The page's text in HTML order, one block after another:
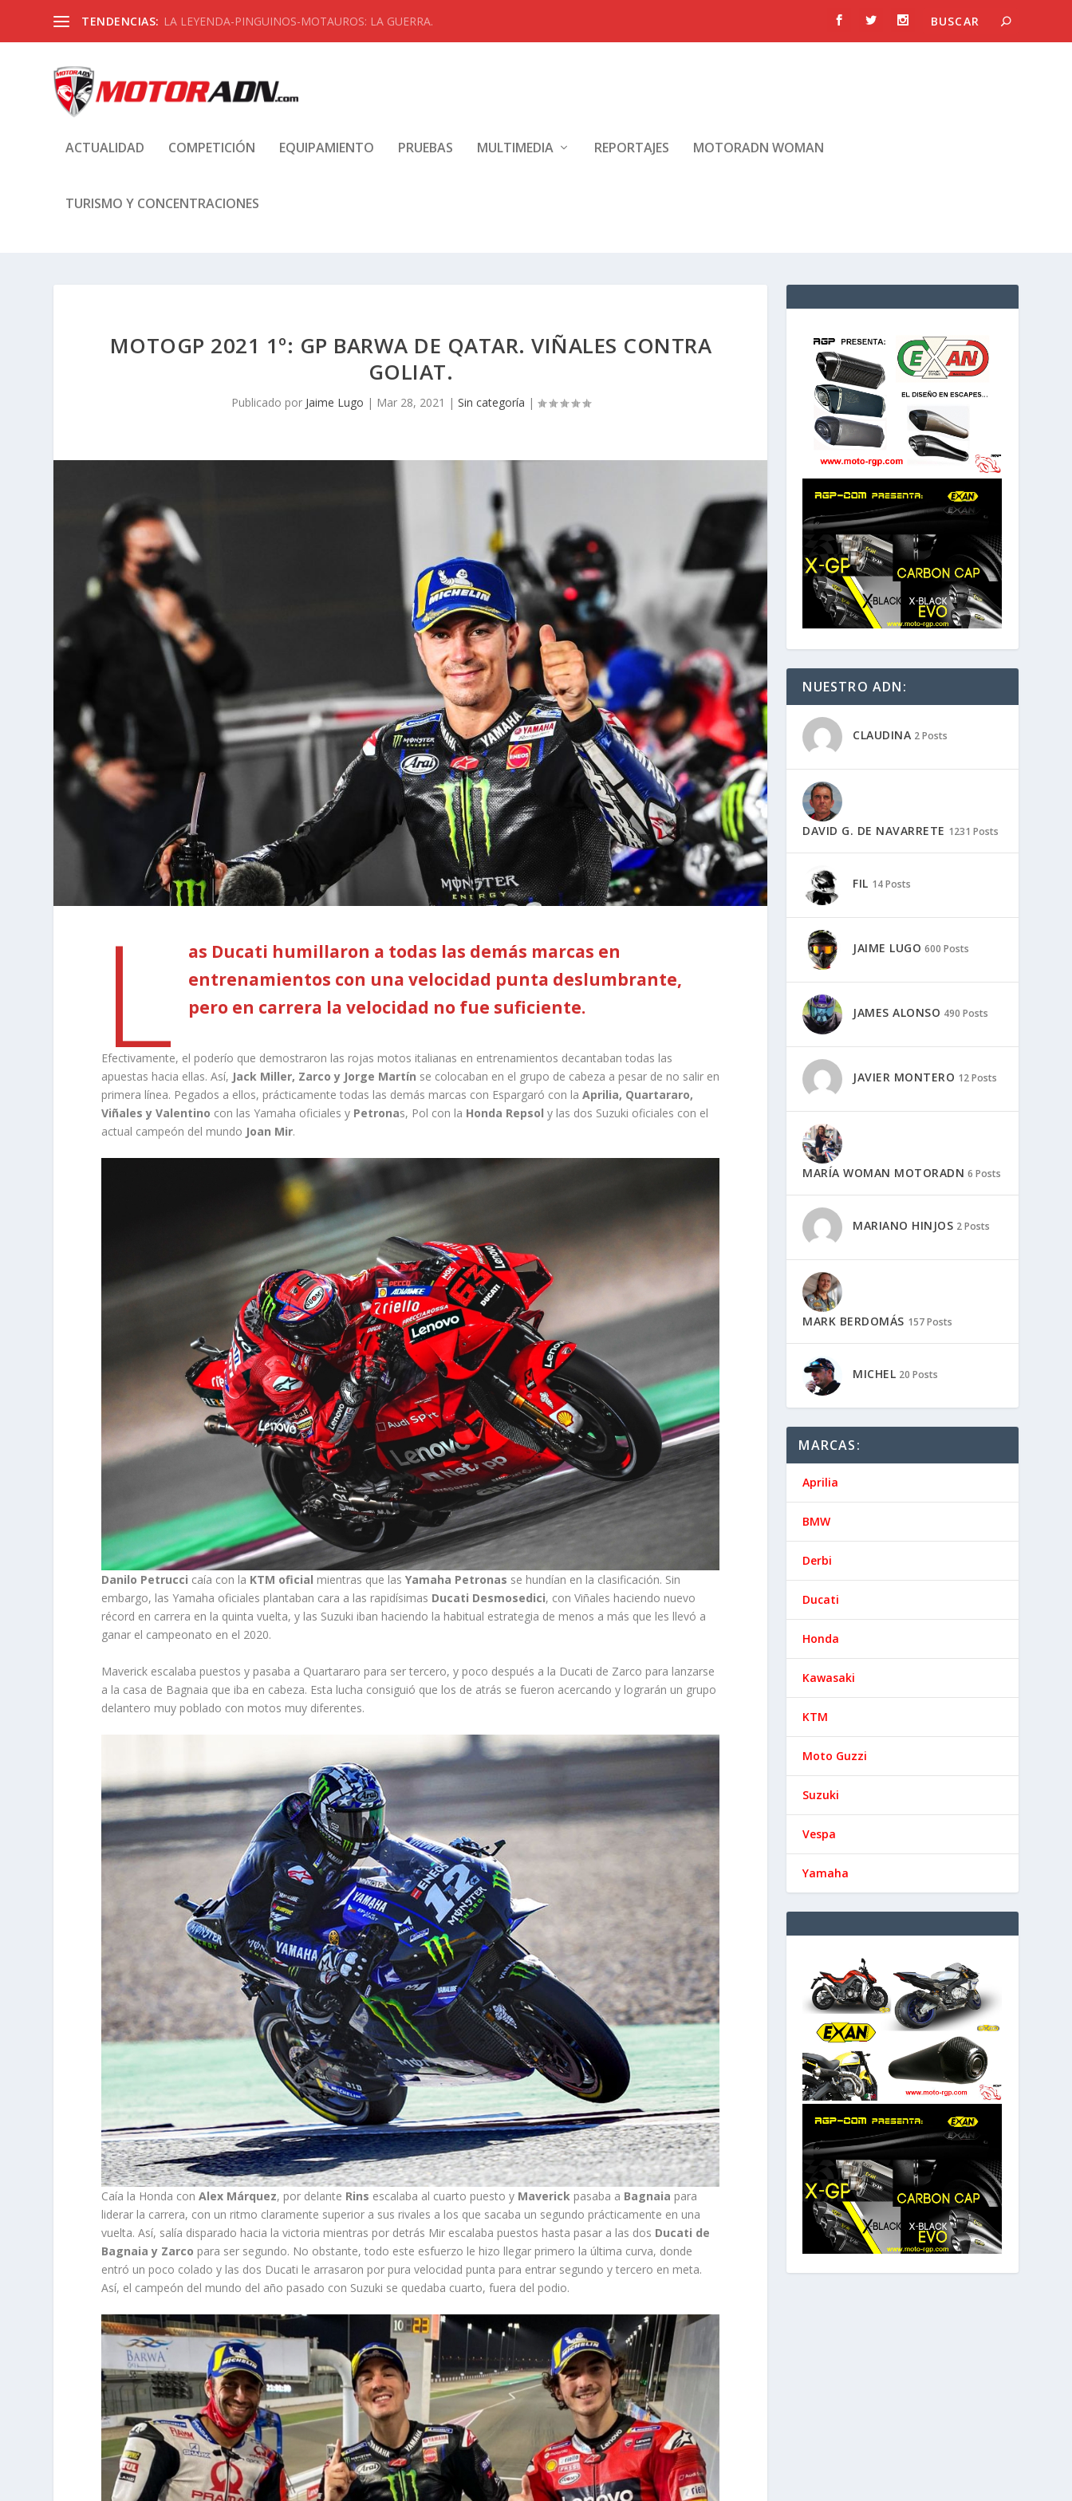
TENDENCIAS: LA LEYENDA-PINGUINOS-MOTAUROS: LA GUERRA.
ACTUALIDAD COMPETICIÓN EQUIPAMIENTO PRUEBAS MULTIMEDIA REPORTAJES MOTORADN WOMAN
TURISMO Y CONCENTRACIONES
MOTOGP 2021 1º: GP BARWA DE QATAR. VIÑALES CONTRA
GOLIAT.
Publicado por Jaime Lugo | Mar 28, 2021 | Sin categoría |
L
as Ducati humillaron a todas las demás marcas en
entrenamientos con una velocidad punta deslumbrante,
pero en carrera la velocidad no fue suficiente.
Efectivamente, el poderío que demostraron las rojas motos italianas en entrenamientos decantaban todas las
apuestas hacia ellas. Así, Jack Miller, Zarco y Jorge Martín se colocaban en el grupo de cabeza a pesar de no salir en
primera línea. Pegados a ellos, prácticamente todas las demás marcas con Espargaró con laAprilia, Quartararo,
Viñales y Valentino con las Yamaha oficiales y Petronas, Pol con la Honda Repsol y las dos Suzuki oficiales con el
actual campeón del mundo Joan Mir.
Danilo Petrucci caía con la KTM oficial mientras que lasYamaha Petronas se hundían en la clasificación. Sin
embargo, las Yamaha oficiales plantaban cara a las rapidísimas Ducati Desmosedici, con Viñales haciendo nuevo
récord en carrera en la quinta vuelta, y las Suzuki iban haciendo la habitual estrategia de menos a más que les llevó a
ganar el campeonato en el 2020.
Maverick escalaba puestos y pasaba a Quartararo para ser tercero, y poco después a la Ducati de Zarco para lanzarse
a la casa de Bagnaia que iba en cabeza. Esta lucha consiguió que los de atrás se fueron acercando y lograrán un grupo
delantero muy poblado con motos muy diferentes.
Caía la Honda conAlex Márquez, por delante Rins escalaba al cuarto puesto y Maverick pasaba a Bagnaia para
liderar la carrera, con un ritmo claramente superior a sus rivales a los que sacaba un segundo prácticamente en una
vuelta. Así, salía disparado hacia la victoria mientras por detrás Mir escalaba puestos hasta pasar a las dos Ducati de
Bagnaia y Zarco para ser segundo. No obstante, todo este esfuerzo le hizo llegar primero la última curva, donde
entró un poco colado y las dos Ducati le arrasaron por pura velocidad punta para entrar segundo y tercero en meta.
Así, el campeón del mundo del año pasado con Suzuki se quedaba cuarto, fuera del podio.
NUESTRO ADN:
CLAUDINA 2 Posts
DAVID G. DE NAVARRETE 1231 Posts
FIL 14 Posts
JAIME LUGO 600 Posts
JAMES ALONSO 490 Posts
JAVIER MONTERO 12 Posts
MARÍA WOMAN MOTORADN 6 Posts
MARIANO HINJOS 2 Posts
MARK BERDOMÁS 157 Posts
MICHEL 20 Posts
MARCAS:
Aprilia
BMW
Derbi
Ducati
Honda
Kawasaki
KTM
Moto Guzzi
Suzuki
Vespa
Yamaha